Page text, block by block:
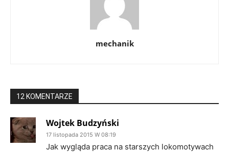
mechanik
12 KOMENTARZE
Wojtek Budzyński
17 listopada 2015 W 08:19
Jak wygląda praca na starszych lokomotywach